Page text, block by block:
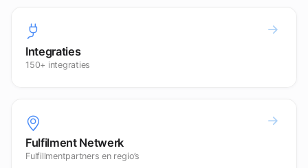
Integraties
150+ integraties
Fulfilment Netwerk
Fulfillmentpartners en regio’s